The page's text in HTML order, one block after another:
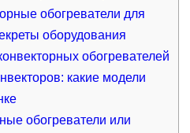
обогреватели для
оборудования
обогревателей
какие модели
обогреватели или